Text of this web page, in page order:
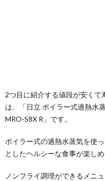
2つ目に紹介する値段が安く
は、「日立 ボイラー式過熱水
MRO-S8X R」です。
ボイラー式の過熱水蒸気を使
としたヘルシーな食事が楽しめ
ノンフライ調理ができるメニ